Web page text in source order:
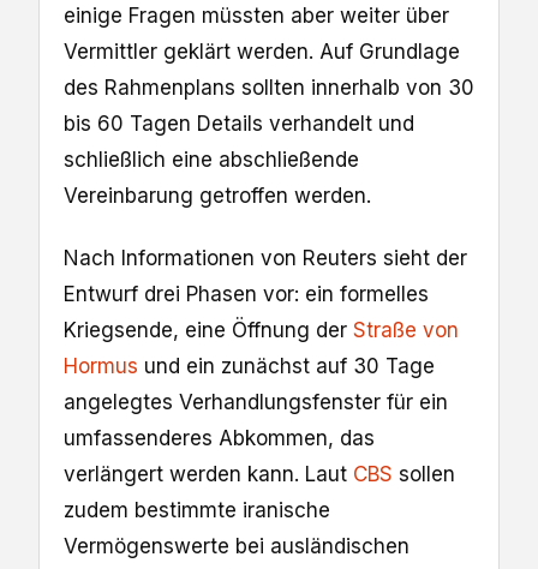
einige Fragen müssten aber weiter über
Vermittler geklärt werden. Auf Grundlage
des Rahmenplans sollten innerhalb von 30
bis 60 Tagen Details verhandelt und
schließlich eine abschließende
Vereinbarung getroffen werden.
Nach Informationen von Reuters sieht der
Entwurf drei Phasen vor: ein formelles
Kriegsende, eine Öffnung der Straße von
Hormus und ein zunächst auf 30 Tage
angelegtes Verhandlungsfenster für ein
umfassenderes Abkommen, das
verlängert werden kann. Laut CBS sollen
zudem bestimmte iranische
Vermögenswerte bei ausländischen